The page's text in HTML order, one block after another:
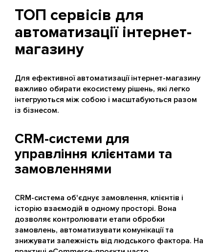
ТОП сервісів для
автоматизації інтернет-
магазину
Для ефективної автоматизації інтернет-магазину
важливо обирати екосистему рішень, які легко
інтегруються між собою і масштабуються разом
із бізнесом.
CRM-системи для
управління клієнтами та
замовленнями
CRM-система об'єднує замовлення, клієнтів і
історію взаємодій в одному просторі. Вона
дозволяє контролювати етапи обробки
замовлень, автоматизувати комунікації та
знижувати залежність від людського фактора. На